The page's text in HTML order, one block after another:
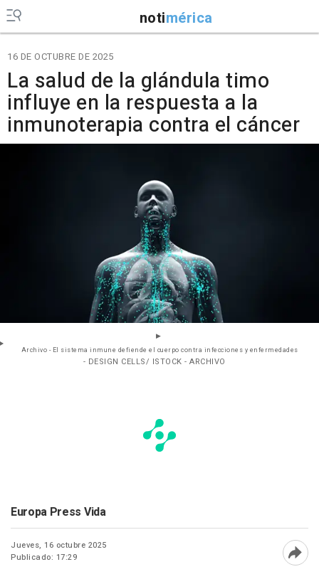
notimérica
16 DE OCTUBRE DE 2025
La salud de la glándula timo
influye en la respuesta a la
inmunoterapia contra el cáncer
Archivo - El sistema inmune defiende el cuerpo contra infecciones y enfermedades
- DESIGN CELLS/ ISTOCK - ARCHIVO
Europa Press Vida
Jueves, 16 octubre 2025
Publicado: 17:29